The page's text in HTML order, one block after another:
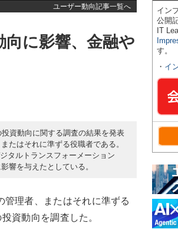
ユーザー動向記事一覧へ
に影響、金融や
資動向に関する調査の結果を発表
たはそれに準ずる役職者である。
タルトランスフォーメーション
響を与えたとしている。
理者、またはそれに準ずる
資動向を調査した。
イン
公開
IT
す。
・ イ